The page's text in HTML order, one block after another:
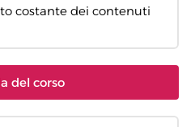
costante dei contenuti
del corso